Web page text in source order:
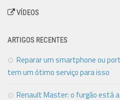
VÍDEOS
ARTIGOS RECENTES
Reparar um smartphone ou
tem um ótimo serviço para isso
Renault Master: o furgão está